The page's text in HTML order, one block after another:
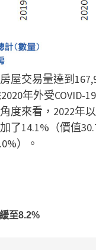
屋交易量達到
年外受COVID-
度來看，2022年
了14.1%（價值
）。
至8.2%